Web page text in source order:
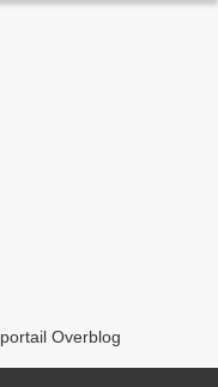
Overblog